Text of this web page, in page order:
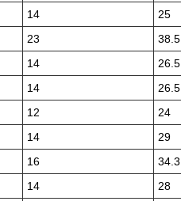
14 25
23 38.5
14 26.5
14 26.5
12 24
14 29
16 34.3
14 28